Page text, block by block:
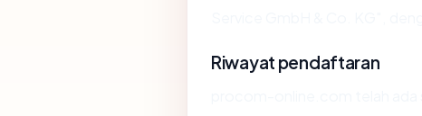
Riwayat pendaftaran